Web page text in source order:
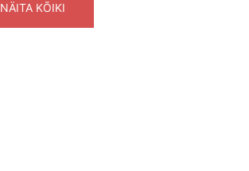
NÄITA KÕIKI